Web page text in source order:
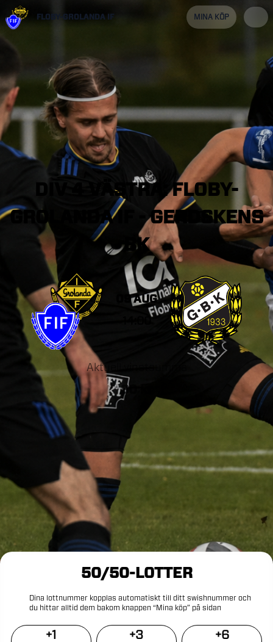
FLOBY-GROLANDA IF MINA KÖP
DIV VÄSTRA: FLOBY-
GROLANDA IF - GERDSKENS
BK
09 AUG
Aktuell vinstsumma
80
50/50-LOTTER
Dina lottnummer kopplas automatiskt till ditt swishnummer och
du hittar alltid dem bakom knappen “Mina köp” på sidan
+1 +3 +6